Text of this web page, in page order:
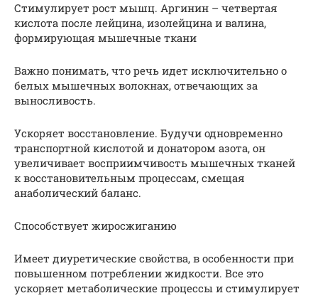
Стимулирует рост мышц. Аргинин – четвертая
кислота после лейцина, изолейцина и валина,
формирующая мышечные ткани
Важно понимать, что речь идет исключительно о
белых мышечных волокнах, отвечающих за
выносливость.
Ускоряет восстановление. Будучи одновременно
транспортной кислотой и донатором азота, он
увеличивает восприимчивость мышечных тканей
к восстановительным процессам, смещая
анаболический баланс.
Способствует жиросжиганию
Имеет диуретические свойства, в особенности при
повышенном потреблении жидкости. Все это
ускоряет метаболические процессы и стимулирует